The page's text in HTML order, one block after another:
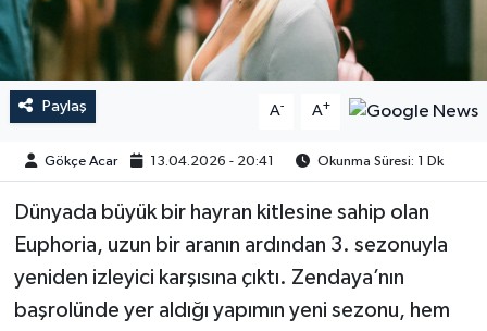
Paylaş A- A+
Gökçe Acar 13.04.2026 - 20:41 Okunma Süresi: 1 Dk
Dünyada büyük bir hayran kitlesine sahip olan
Euphoria, uzun bir aranın ardından 3. sezonuyla
yeniden izleyici karşısına çıktı. Zendaya’nın
başrolünde yer aldığı yapımın yeni sezonu, hem